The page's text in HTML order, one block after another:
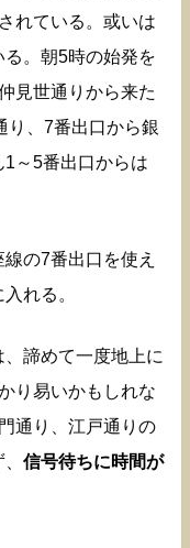
れている。或いは
。朝5時の始発を
見世通りから来た
り、7番出口から銀
～5番出口からは
の7番出口を使え
れる。
諦めて一度地上に
り易いかもしれな
通り、江戸通りの
信号待ちに時間が